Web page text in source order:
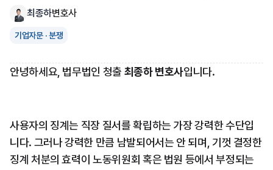
최종하변호사
기업자문 · 분쟁
안녕하세요, 법무법인 청출 최종하 변호사입니다.
사용자의 징계는 직장 질서를 확립하는 가장 강력한 수단입
니다. 그러나 강력한 만큼 남발되어서는 안 되며, 기껏 결정한
징계 처분의 효력이 노동위원회 혹은 법원 등에서 부정되는